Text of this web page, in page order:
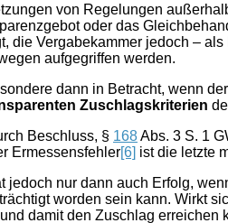
von Regelungen
oder das
die Vergabekammer jedoch –
aufgegriffen werden.
dann in Betracht, wenn
Zuschlagskriterien
Beschluss, § 168Abs. 3 S. 1
Ermessensfehler[6] ist die letzte
jedoch nur dann auch Erfolg,
worden sein kann. Wirkt
damit den Zuschlag